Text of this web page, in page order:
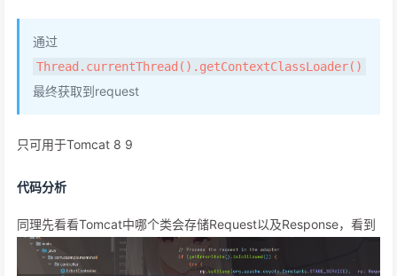
通过
Thread.currentThread().getContextClassLoader()
最终获取到request
只可用于Tomcat 8 9
代码分析
同理先看看Tomcat中哪个类会存储Request以及Response，看到